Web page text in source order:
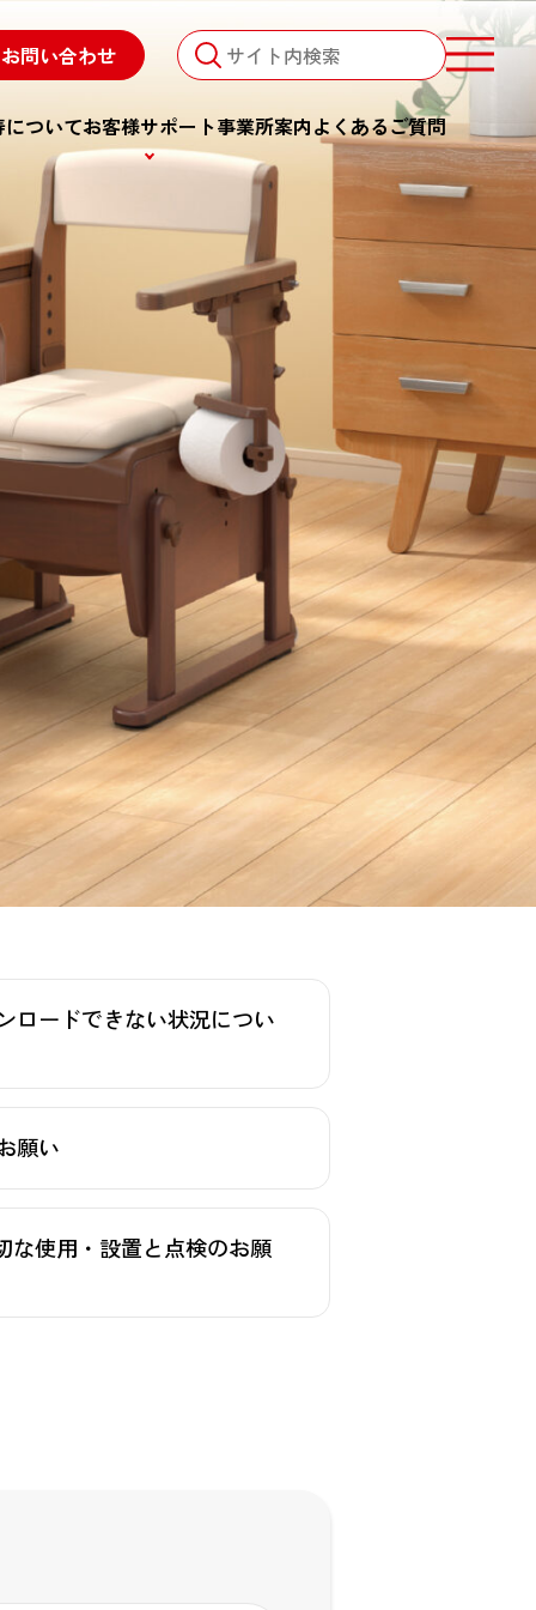
お問い合わせ 検索キーワード入力
についてお客様サポート事業所案内よくあるご質問
検索
検索キーワード入力
よくあるご質問 お問い合わせ
行用品
カー
転倒予防マット
ビフィズス菌食品
衛生用品・施設向け備品
みまもり電池
取扱説明書一覧
覧
販売終了品一覧
お役立ちコラム
ロードできない状況につい
願い
な使用・設置と点検のお願